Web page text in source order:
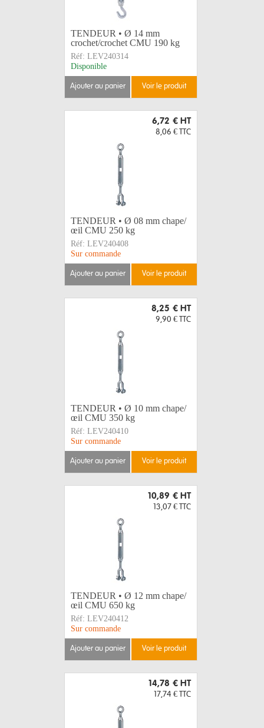
TENDEUR • Ø 14 mm
crochet/crochet CMU 190 kg
Réf: LEV240314
Disponible
ajouter au panier voir le produit
6,72 € HT
8,06 € TTC
TENDEUR • Ø 08 mm chape/
œil CMU 250 kg
Réf: LEV240408
Sur commande
ajouter au panier voir le produit
8,25 € HT
9,90 € TTC
TENDEUR • Ø 10 mm chape/
œil CMU 350 kg
Réf: LEV240410
Sur commande
ajouter au panier voir le produit
10,89 € HT
13,07 € TTC
TENDEUR • Ø 12 mm chape/
œil CMU 650 kg
Réf: LEV240412
Sur commande
ajouter au panier voir le produit
14,78 € HT
17,74 € TTC